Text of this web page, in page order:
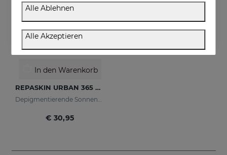
In den Warenkorb
REPASKIN URBAN 365 Depigmenting LSF50+
Depigmentierende Sonnencreme für das Gesicht
€ 30,95
Alle Ablehnen
Alle Akzeptieren